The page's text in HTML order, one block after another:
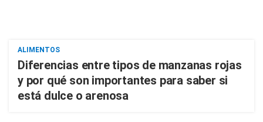
ALIMENTOS
Diferencias entre tipos de manzanas rojas
y por qué son importantes para saber si
está dulce o arenosa